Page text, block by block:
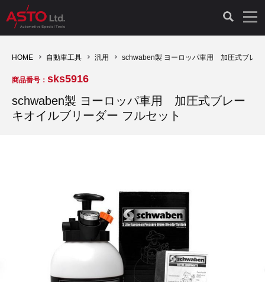
診断機（16）
キープログラマー（4）
オプション品（17）
その他（9）
診断テスター（10）
キープログラマー（20）
安定化電源ユニット（8）
バッテリーテスター（4）
古い車両用診断テスター（10）
HCB TOOLS（45）
AST TOOLS（51）
イタリア/フランス車（27）
イギリス車（23）
オシロスコープ（2）
オシロ関連商品（9）
ドイツ車（427）
イタリア/フランス車（145）
スウェーデン車（45）
ロシア（8）
現品修理（77）
リビルト品（58）
イモビライザーOFF（1）
オシロスコープ（10）
アクセサリー（13）
HOME 自動車工具 汎用 schwaben製 ヨーロッパ車用 加圧式ブレー
商品番号： sks5916
schwaben製 ヨーロッパ車用 加圧式ブレー
キオイルブリーダー フルセット